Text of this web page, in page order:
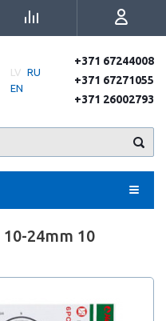
LV RU
EN
+371 67244008
+371 67271055
+371 26002793
24mm 10